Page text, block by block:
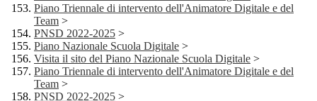
Piano Triennale di intervento dell'Animatore Digitale e del
Team >
PNSD 2022-2025 >
Piano Nazionale Scuola Digitale >
Visita il sito del Piano Nazionale Scuola Digitale >
Piano Triennale di intervento dell'Animatore Digitale e del
Team >
PNSD 2022-2025 >